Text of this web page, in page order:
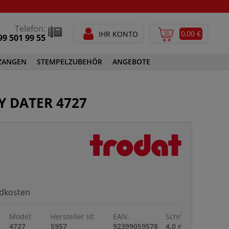
Telefon:
501 99 55
IHR KONTO 0,00 €
STEMPELZUBEHÖR
SPEZIALSTEMPELFARBEN
ANGEBOTE
DATER 4727
Model:
4727
Hersteller Id:
5957
EAN:
92399059578
Schrifthöhe
4,0 mm